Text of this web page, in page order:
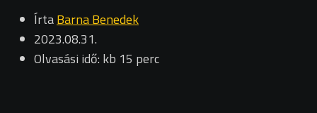
ÍrtaBarna Benedek
2023.08.31.
Olvasási idő: kb 15 perc